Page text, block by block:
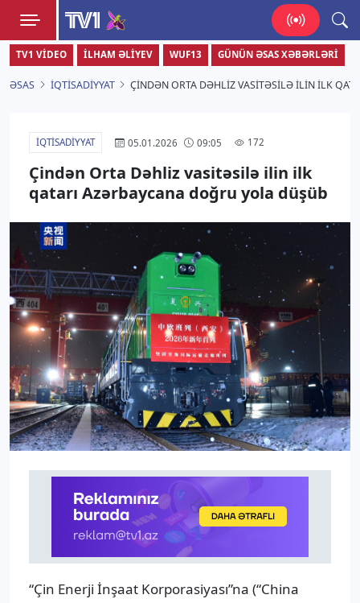
TV1
Zamanı bizimlə yaşa!
TV1 VIDEO İLHAM ƏLIYEV WUF13 GÜNÜN ƏSAS XƏBƏRLƏRI
ƏSAS İQTISADIYYAT ÇINDƏN ORTA DƏHLIZ VASITƏSILƏ ILIN ILK
İQTISADIYYAT 05.01.2026 09:05 172
Çindən Orta Dəhliz vasitəsilə ilin ilk
qatarı Azərbaycana doğru yola düşüb
“Çin Enerji İnşaat Korporasiyası”na (“China